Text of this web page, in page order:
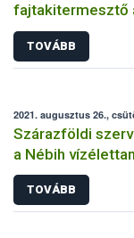
fajtakitermesztő
TOVÁBB
2021. augusztus 26.,
Szárazföldi
a Nébih
TOVÁBB